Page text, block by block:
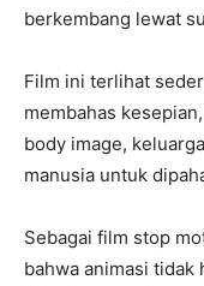
berkembang lewat
Film ini terlihat
membahas
body image,
manusia untuk
Sebagai film stop
bahwa animasi tidak